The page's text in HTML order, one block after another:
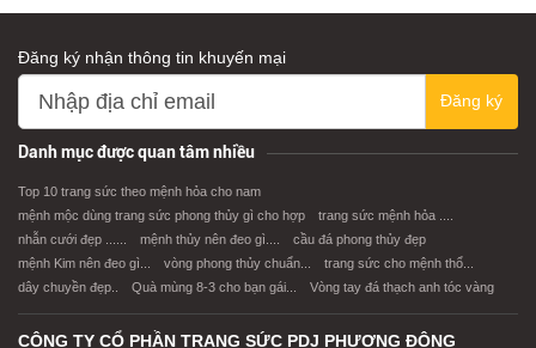
XEM CHI TIẾT XEM CHI TIẾT
Đăng ký nhận thông tin khuyến mại
Đăng ký
Danh mục được quan tâm nhiều
Top 10 trang sức theo mệnh hỏa cho nam
mệnh mộc dùng trang sức phong thủy gì cho hợp
trang sức mệnh hỏa ....
nhẫn cưới đẹp ......
mệnh thủy nên đeo gì....
cầu đá phong thủy đẹp
mệnh Kim nên đeo gì...
vòng phong thủy chuẩn...
trang sức cho mệnh thổ...
dây chuyền đẹp..
Quà mùng 8-3 cho bạn gái... Vòng tay đá thạch anh tóc vàng
CÔNG TY CỔ PHẦN TRANG SỨC PDJ PHƯƠNG ĐÔNG